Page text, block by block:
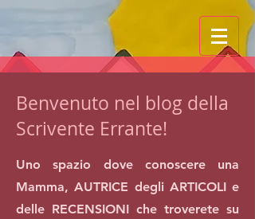
Benvenuto nel blog della
Scrivente Errante!
Uno spazio dove conoscere una
Mamma, AUTRICE degli ARTICOLI e
delle RECENSIONI che troverete su